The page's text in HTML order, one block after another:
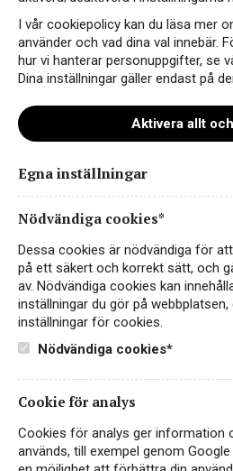
LinkedIn
Kontakt
Sekretess- &
I vår cookiepolicy kan du läsa mer
använder och vad dina val innebär.
hur vi hanterar personuppgifter, se
Dina inställningar gäller endast på
Aktivera allt
Egna inställningar
Nödvändiga cookies*
Dessa cookies är nödvändiga för
på ett säkert och korrekt sätt, och
av. Nödvändiga cookies kan
inställningar du gör på webbplatsen,
inställningar för cookies.
Nödvändiga cookies*
Cookie för analys
Cookies för analys ger information
används, till exempel genom